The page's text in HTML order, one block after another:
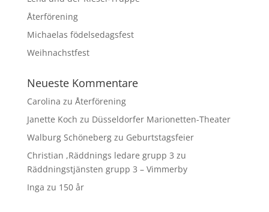
Återförening
Michaelas födelsedagsfest
Weihnachstfest
Neueste Kommentare
Carolina zu Återförening
Janette Koch zu Düsseldorfer Marionetten-Theater
Walburg Schönebergzu Geburtstagsfeier
Christian ,Räddnings ledare grupp 3 zu
Räddningstjänsten grupp 3 – Vimmerby
Inga zu 150 år